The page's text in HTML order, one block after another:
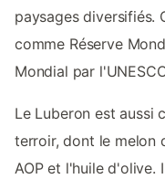
paysages diversifiés.
comme Réserve
Mondial par
Le Luberon est aussi
terroir, dont le melon
AOP et l'huile d'olive.